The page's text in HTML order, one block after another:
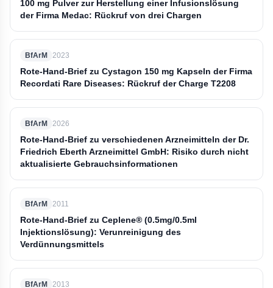
100 mg Pulver zur Herstellung einer Infusionslösung
der Firma Medac: Rückruf von drei Chargen
BfArM 2023
Rote-Hand-Brief zu Cystagon 150 mg Kapseln der Firma
Recordati Rare Diseases: Rückruf der Charge T2208
BfArM 2026
Rote-Hand-Brief zu verschiedenen Arzneimitteln der Dr.
Friedrich Eberth Arzneimittel GmbH: Risiko durch nicht
aktualisierte Gebrauchsinformationen
BfArM 2011
Rote-Hand-Brief zu Ceplene® (0.5mg/0.5ml
Injektionslösung): Verunreinigung des
Verdünnungsmittels
BfArM 2013